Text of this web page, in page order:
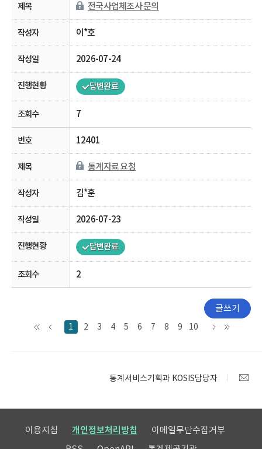
전국사업체조사 문의
이*호
2026-07-24
답변완료
7
12401
통계자료 요청
김*훈
2026-07-23
답변완료
2
글쓰기
1 2 3 4 5 6 7 8 9 10
통계서비스기획과 KOSIS담당자
이용지침 개인정보처리방침
이메일무단수집거부